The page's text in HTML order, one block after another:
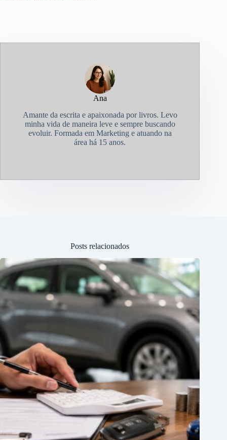
Ana
Amante da escrita e apaixonada por livros. Levo
minha vida de maneira leve e sempre buscando
evoluir. Formada em Marketing e atuando na
área há 15 anos.
Posts relacionados